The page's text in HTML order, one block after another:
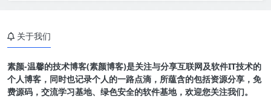
关于我们
素颜-温馨的技术博客(素颜博客)是关注与分享互联网及软件IT技术的
个人博客，同时也记录个人的一路点滴，所蕴含的包括资源分享，免
费源码，交流学习基地、绿色安全的软件基地，欢迎您关注我们。